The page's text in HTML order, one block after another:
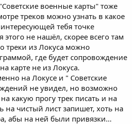
военные карты" тоже
треков можно узнать в какое
тебя точке
этого не нашёл, скорее всего там
треки из Локуса можно
где будет сопровождение
карте не из Локуса.
на Локусе и " Советские
не увидел, но возможно
какую прогу трек писать и на
на чистый лист запишет, хоть на
абы на ней были привязки...